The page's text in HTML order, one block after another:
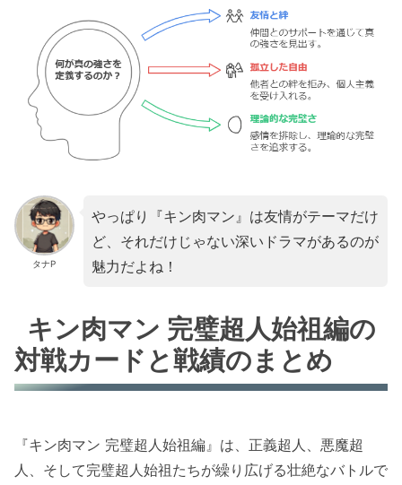
タナP
やっぱり『キン肉マン』は友情がテーマだけ
ど、それだけじゃない深いドラマがあるのが
魅力だよね！
キン肉マン 完璧超人始祖編の
対戦カードと戦績のまとめ
『キン肉マン 完璧超人始祖編』は、正義超人、悪魔超
人、そして完璧超人始祖たちが繰り広げる壮絶なバトルで